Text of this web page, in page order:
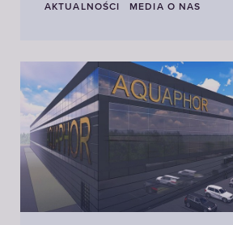
AKTUALNOŚCI MEDIA O NAS